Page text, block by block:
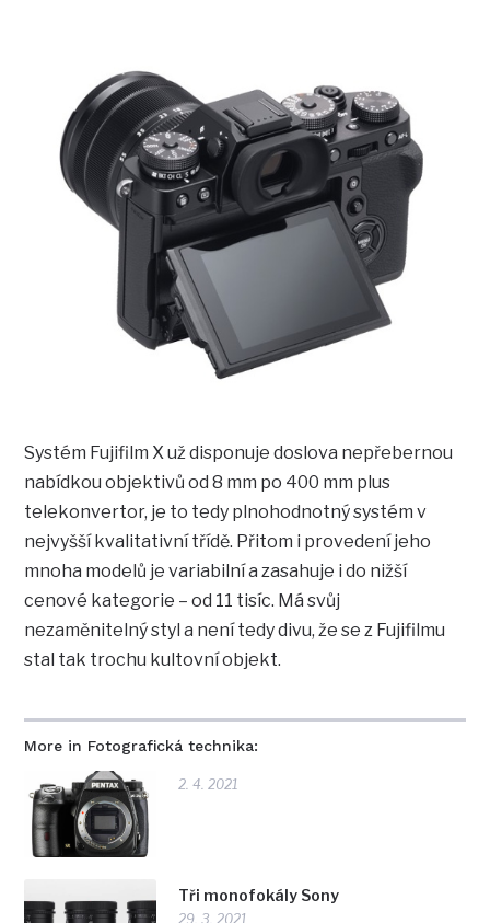
More in Fotografická technika:
2. 4. 2021
Tři monofokály Sony
29. 3. 2021
Systém Fujifilm X už disponuje doslova nepřebernou
nabídkou objektivů od 8 mm po 400 mm plus
telekonvertor, je to tedy plnohodnotný systém v
nejvyšší kvalitativní třídě. Přitom i provedení jeho
mnoha modelů je variabilní a zasahuje i do nižší
cenové kategorie – od 11 tisíc. Má svůj
nezaměnitelný styl a není tedy divu, že se z Fujifilmu
stal tak trochu kultovní objekt.